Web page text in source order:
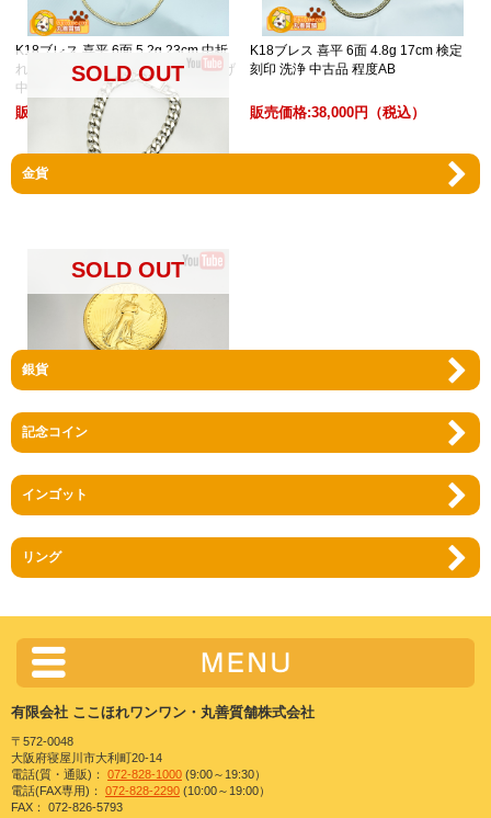
K18ブレス 喜平 6面 5.2g 23cm 中折
れ金具 ロック付 検定刻印 簡易仕上げ
中古品 程度A
販売価格: 127,800円 （税込）
K18ブレス 喜平 6面 4.8g 17cm 検定
刻印 洗浄 中古品 程度AB
販売価格:38,000円 （税込）
販売価格:298,000円（税込）
SOLD OUT
金貨
約8.5g 金貨 中古品 程度A
販売価格:74,800円
SOLD OUT
銀貨
記念コイン
インゴット
リング
有限会社 ここほれワンワン・丸善質舗株式会社
〒572-0048
大阪府寝屋川市大利町20-14
電話(質・通販)： 072-828-1000 (9:00～19:30）
電話(FAX専用)： 072-828-2290 (10:00～19:00）
FAX： 072-826-5793